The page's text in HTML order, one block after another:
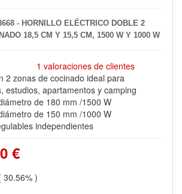
- HORNILLO ELÉCTRICO DOBLE 2
18,5 CM Y 15,5 CM, 1500 W Y 1000 W
1 valoraciones de clientes
2 zonas de cocinado ideal para
estudios, apartamentos y camping
de 180 mm /1500 W
de 150 mm /1000 W
independientes
€
30.56% )